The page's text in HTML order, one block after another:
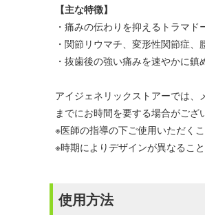
【主な特徴】
・痛みの伝わりを抑えるトラマ
・関節リウマチ、変形性関節症
・抜歯後の強い痛みを速やかに鎮
アイジェネリックストアーでは
までにお時間を要する場合がござ
※医師の指導の下ご使用いただく
※時期によりデザインが異なること
使用方法